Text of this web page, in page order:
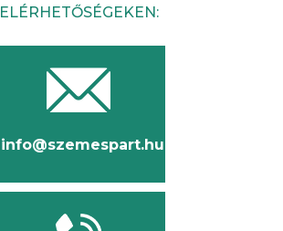
ELÉRHETŐSÉGEKEN:
info@szemespart.hu